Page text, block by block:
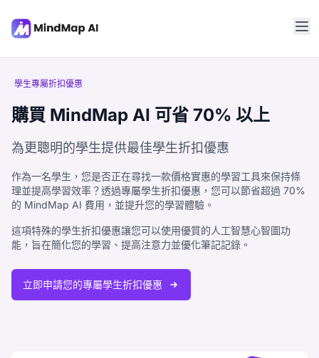
學生專屬折扣優惠
購買 MindMap AI 可省 70% 以上
為更聰明的學生提供最佳學生折扣優惠
作為一名學生，您是否正在尋找一款價格實惠的學習工具來保持條
理並提高學習效率？透過專屬學生折扣優惠，您可以節省超過 70%
的 MindMap AI 費用，並提升您的學習體驗。
這項特殊的學生折扣優惠讓您可以使用優質的人工智慧心智圖功
能，旨在簡化您的學習、提高注意力並優化筆記記錄。
立即申請您的專屬學生折扣優惠